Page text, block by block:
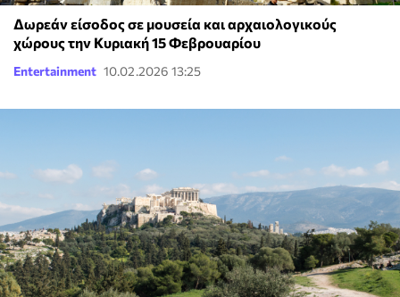
Δωρεάν είσοδος σε μουσεία και αρχαιολογικούς
χώρους την Κυριακή 15 Φεβρουαρίου
Entertainment 10.02.2026 13:25